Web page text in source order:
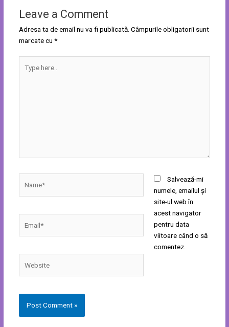
Leave a Comment
Adresa ta de email nu va fi publicată. Câmpurile obligatorii sunt
marcate cu *
here..
Salvează-mi
numele, emailul și
site-ul web în
acest navigator
pentru data
viitoare când o să
comentez.